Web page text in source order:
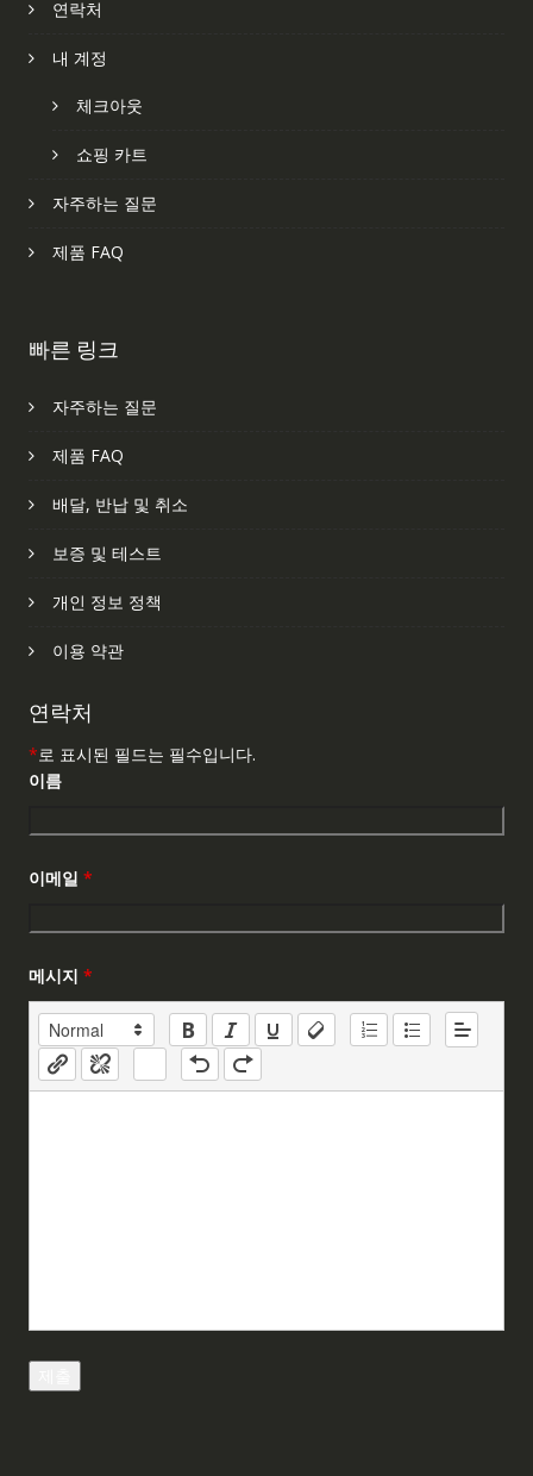
연락처
내 계정
체크아웃
쇼핑 카트
자주하는 질문
제품 FAQ
빠른 링크
자주하는 질문
제품 FAQ
배달, 반납 및 취소
보증 및 테스트
개인 정보 정책
이용 약관
연락처
*로 표시된 필드는 필수입니다.
이름
이메일 *
메시지 *